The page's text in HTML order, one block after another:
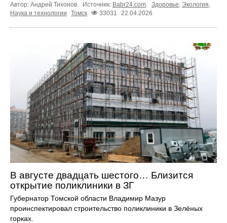
Автор: Андрей Тихонов. Источник: Babr24.com. Здоровье, Экология,
Наука и технологии
Томск 33031 22.04.2026
В августе двадцать шестого… Близится
открытие поликлиники в ЗГ
Губернатор Томской области Владимир Мазур
проинспектировал строительство поликлиники в Зелёных
горках.